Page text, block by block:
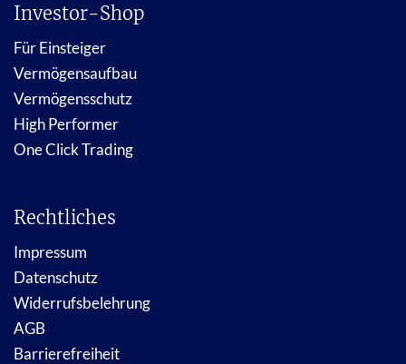
Investor-Shop
Für Einsteiger
Vermögensaufbau
Vermögensschutz
High Performer
One Click Trading
Rechtliches
Impressum
Datenschutz
Widerrufsbelehrung
AGB
Barrierefreiheit